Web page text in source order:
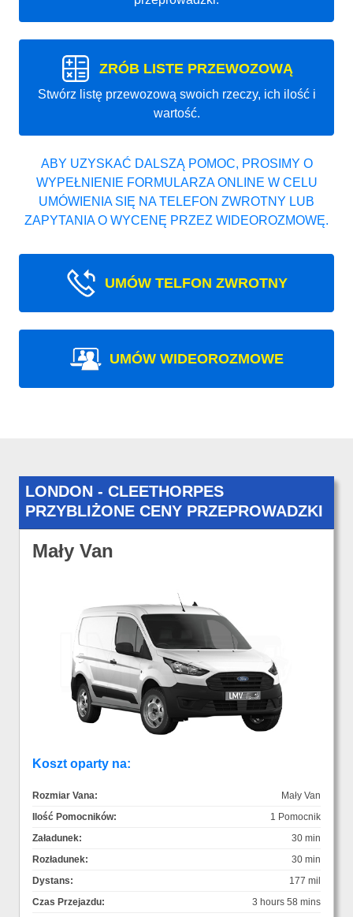
ZRÓB LISTE PRZEWOZOWĄ
Stwórz listę przewozową swoich rzeczy, ich ilość i
wartość.
ABY UZYSKAĆ DALSZĄ POMOC, PROSIMY O
WYPEŁNIENIE FORMULARZA ONLINE W CELU
UMÓWIENIA SIĘ NA TELEFON ZWROTNY LUB
ZAPYTANIA O WYCENĘ PRZEZ WIDEOROZMOWĘ.
UMÓW TELFON ZWROTNY
UMÓW WIDEOROZMOWE
LONDON - CLEETHORPES
PRZYBLIŻONE CENY PRZEPROWADZKI
Mały Van
Koszt oparty na:
Rozmiar Vana:
Mały Van
Ilość Pomocników:
1 Pomocnik
Załadunek:
30 min
Rozładunek:
30 min
Dystans:
177 mil
Czas Przejazdu:
3 hours 58 mins